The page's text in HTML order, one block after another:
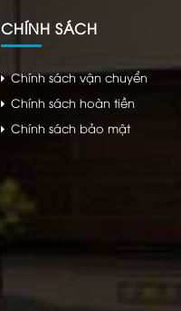
CHÍNH SÁCH
Chính sách vận chuyển
Chính sách hoàn tiền
Chính sách bảo mật